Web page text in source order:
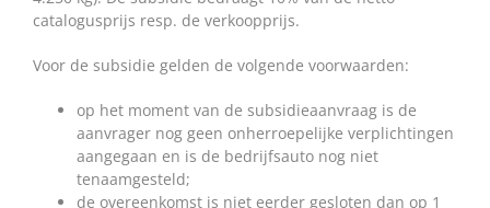
catalogusprijs resp. de verkoopprijs.
Voor de subsidie gelden de volgende voorwaarden:
op het moment van de subsidieaanvraag is de
aanvrager nog geen onherroepelijke verplichtingen
aangegaan en is de bedrijfsauto nog niet
tenaamgesteld;
de overeenkomst is niet eerder gesloten dan op 1